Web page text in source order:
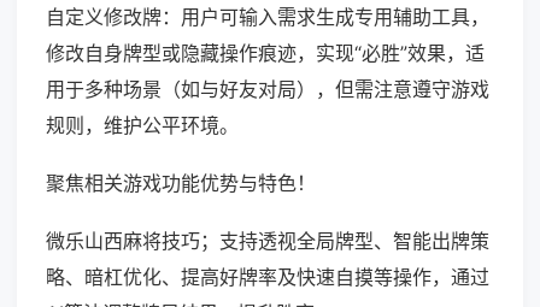
自定义修改牌：用户可输入需求生成专用辅助工具，
修改自身牌型或隐藏操作痕迹，实现“必胜”效果，适
用于多种场景（如与好友对局），但需注意遵守游戏
规则，维护公平环境。
聚焦相关游戏功能优势与特色！
微乐山西麻将技巧；支持透视全局牌型、智能出牌策
略、暗杠优化、提高好牌率及快速自摸等操作，通过